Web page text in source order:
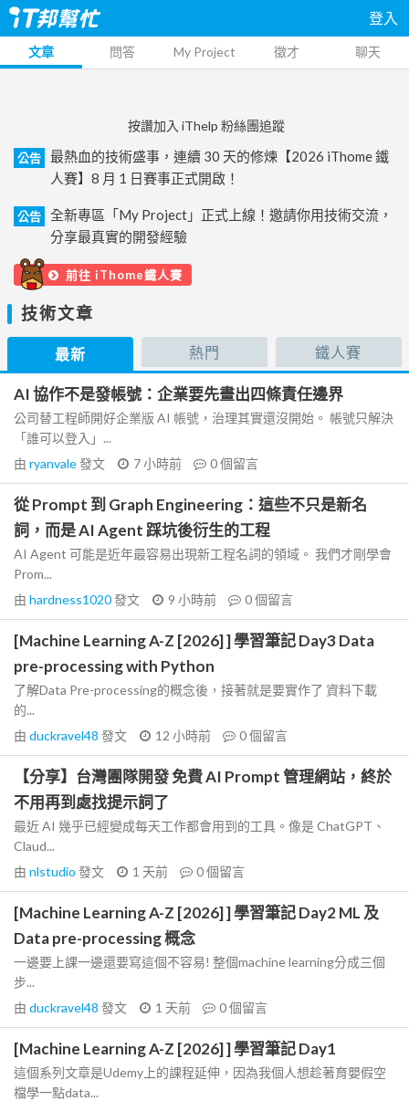
登入
文章 問答 My Project 徵才 聊天
按讚加入 iThelp 粉絲團追蹤
公告
最熱血的技術盛事，連續 30 天的修煉【2026 iThome 鐵
人賽】8 月 1 日賽事正式開啟！
公告
全新專區「My Project」正式上線！邀請你用技術交流，
分享最真實的開發經驗
前往 iThome鐵人賽
技術文章
最新 熱門 鐵人賽
AI 協作不是發帳號：企業要先畫出四條責任邊界
公司替工程師開好企業版 AI 帳號，治理其實還沒開始。 帳號只解決
「誰可以登入」...
由 ryanvale發文 7 小時前 0個留言
從 Prompt 到 Graph Engineering：這些不只是新名
詞，而是 AI Agent 踩坑後衍生的工程
AI Agent 可能是近年最容易出現新工程名詞的領域。 我們才剛學會
Prom...
由 hardness1020發文 9 小時前 0個留言
[Machine Learning A-Z [2026] ] 學習筆記 Day3 Data
pre-processing with Python
了解Data Pre-processing的概念後，接著就是要實作了 資料下載
的...
由 duckravel48 發文 12 小時前 0個留言
【分享】台灣團隊開發 免費 AI Prompt 管理網站，終於
不用再到處找提示詞了
最近 AI 幾乎已經變成每天工作都會用到的工具。像是 ChatGPT、
Claud...
由 nlstudio 發文 1 天前 0個留言
[Machine Learning A-Z [2026] ] 學習筆記 Day2 ML 及
Data pre-processing 概念
一邊要上課一邊還要寫這個不容易! 整個machine learning分成三個
步...
由 duckravel48 發文 1 天前 0個留言
[Machine Learning A-Z [2026] ] 學習筆記 Day1
這個系列文章是Udemy上的課程延伸，因為我個人想趁著育嬰假空
檔學一點data...